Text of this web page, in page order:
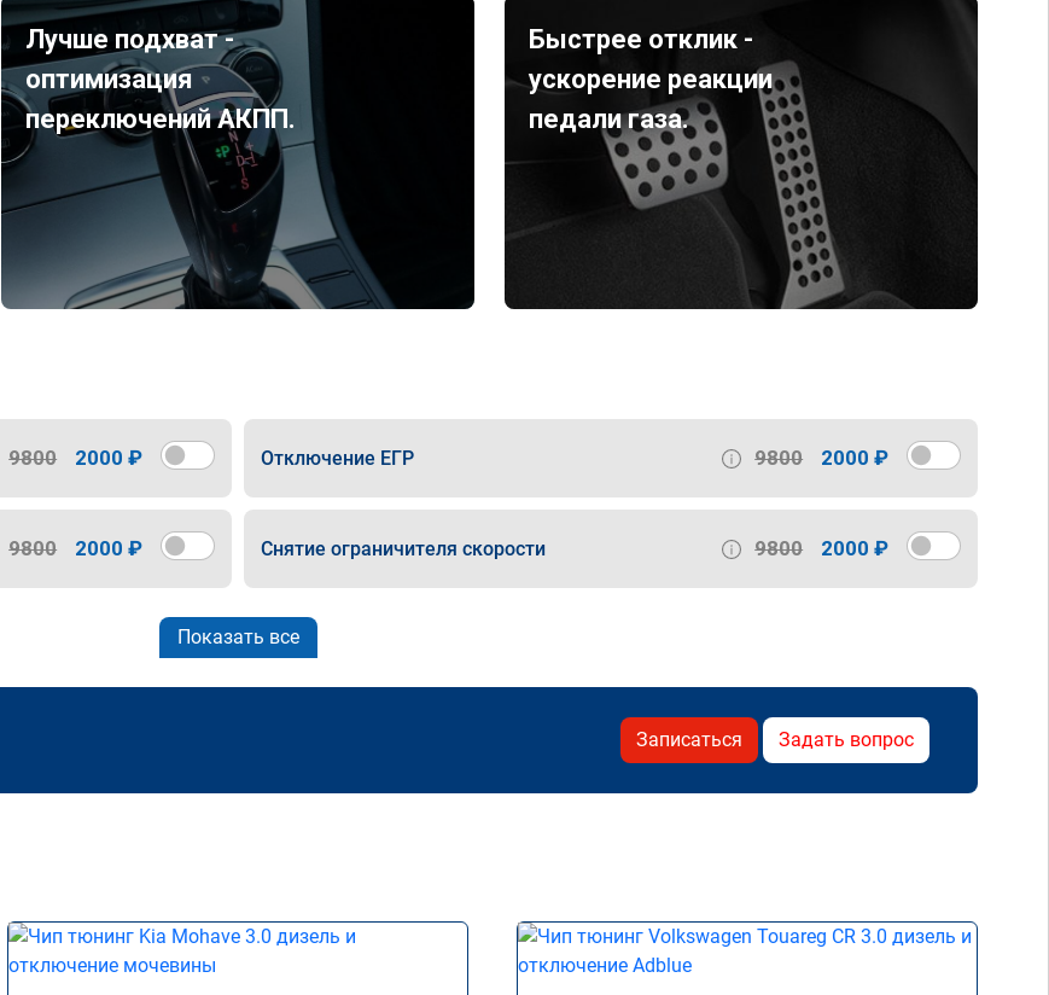
Лучше подхват -
оптимизация
переключений АКПП.
Быстрее отклик -
ускорение реакции
педали газа.
9800 2000 ₽ Отключение ЕГР 9800 2000 ₽
9800 2000 ₽ Снятие ограничителя скорости 9800 2000 ₽
Показать все
Записаться Задать вопрос